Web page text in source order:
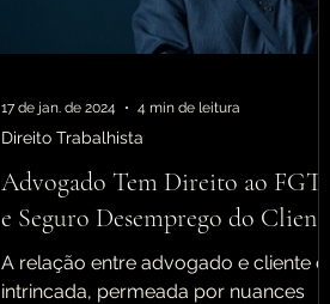
Advogado Tem Direito ao FGTS
e Seguro Desemprego do Cliente?
A relação entre advogado e cliente é
intrincada, permeada por nuances
Direito Trabalhista
17 de jan. de 2024 4 min de leitura